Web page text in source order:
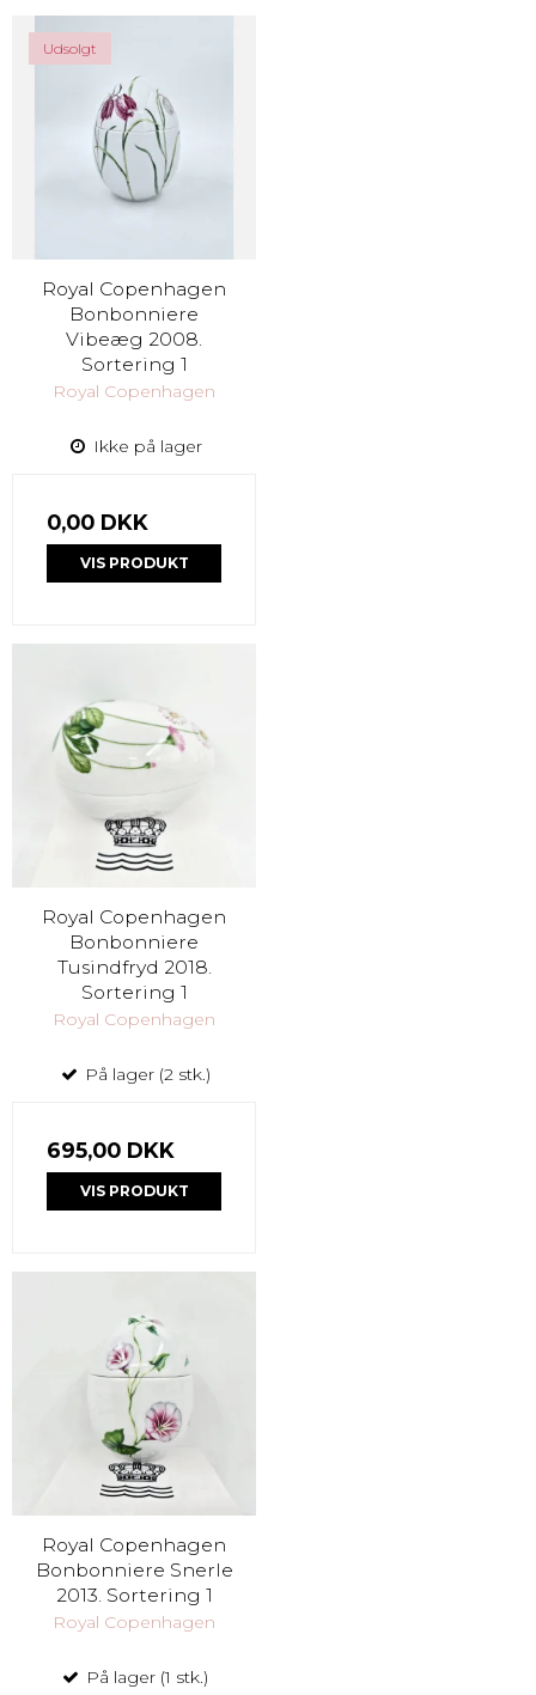
Udsolgt
Royal Copenhagen
Bonbonniere
Vibeæg 2008.
Sortering 1
Royal Copenhagen
Ikke på lager
0,00 DKK
VIS PRODUKT
Royal Copenhagen
Bonbonniere
Tusindfryd 2018.
Sortering 1
Royal Copenhagen
På lager (2 stk.)
695,00 DKK
VIS PRODUKT
Royal Copenhagen
Bonbonniere Snerle
2013. Sortering 1
Royal Copenhagen
På lager (1 stk.)